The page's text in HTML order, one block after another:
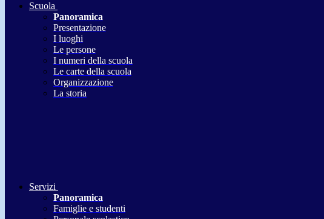
Scuola
Panoramica
Presentazione
I luoghi
Le persone
I numeri della scuola
Le carte della scuola
Organizzazione
La storia
Servizi
Panoramica
Famiglie e studenti